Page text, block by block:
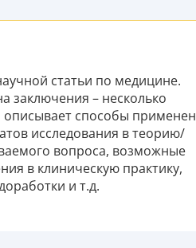
статьи по медицине.
заключения – несколько
способы
исследования в теорию/
вопроса, возможные
в клиническую практику,
и т.д.